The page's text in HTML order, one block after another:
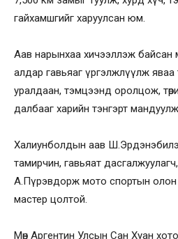
гайхамшгийг харуулсан юм.
Аав нарынхаа хичээллэж байсан
алдар гавьяаг үргэлжлүүлж
уралдаан, тэмцээнд оролцож,
далбааг харийн тэнгэрт мандуулж
Халиунболдын аав
тамирчин, гавьяат дасгалжуулагч,
А.Пүрэвдорж мото спортын
мастер цолтой.
Мөн Аргентин Улсын Сан Хуан